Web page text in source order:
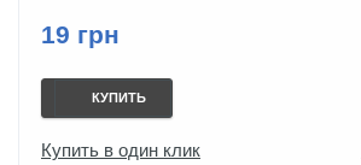
19 грн
КУПИТЬ
Купить в один клик